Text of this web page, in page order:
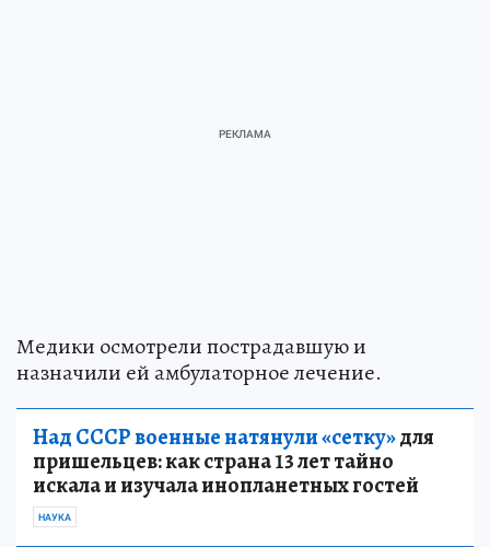
Медики осмотрели пострадавшую и
назначили ей амбулаторное лечение.
Над СССР военные натянули «сетку»для
пришельцев: как страна 13 лет тайно
искала и изучала инопланетных гостей
НАУКА